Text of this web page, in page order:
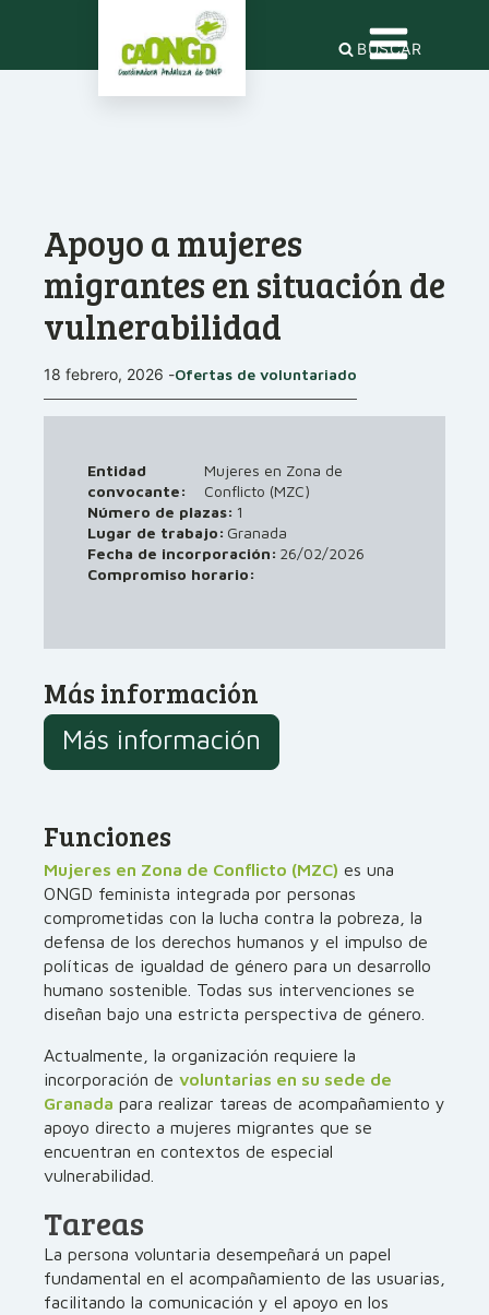
BUSCAR
Apoyo a mujeres
migrantes en situación de
vulnerabilidad
18 febrero, 2026 -Ofertas de voluntariado
Entidad
convocante:
Mujeres en Zona de
Conflicto (MZC)
Número de plazas: 1
Lugar de trabajo: Granada
Fecha de incorporación: 26/02/2026
Compromiso horario:
Más información
Más información
Funciones
Mujeres en Zona de Conflicto (MZC) es una
ONGD feminista integrada por personas
comprometidas con la lucha contra la pobreza, la
defensa de los derechos humanos y el impulso de
políticas de igualdad de género para un desarrollo
humano sostenible. Todas sus intervenciones se
diseñan bajo una estricta perspectiva de género.
Actualmente, la organización requiere la
incorporación de voluntarias en su sede de
Granada para realizar tareas de acompañamiento y
apoyo directo a mujeres migrantes que se
encuentran en contextos de especial
vulnerabilidad.
Tareas
La persona voluntaria desempeñará un papel
fundamental en el acompañamiento de las usuarias,
facilitando la comunicación y el apoyo en los